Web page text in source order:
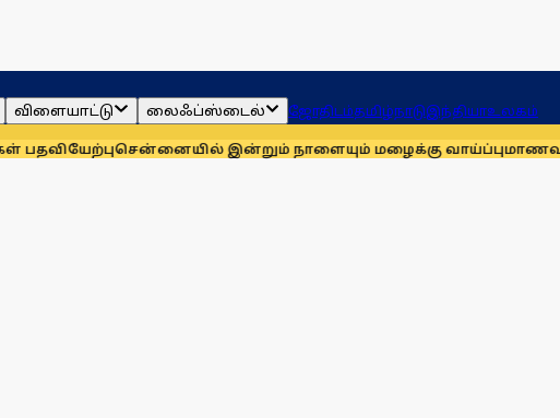
விளையாட்டு லைஃப்ஸ்டைல் ஜோதிடம்தமிழ்நாடுஇந்தியாஉலகம்
சென்னையில் இன்றும் நாளையும் மழைக்கு வாய்ப்பு